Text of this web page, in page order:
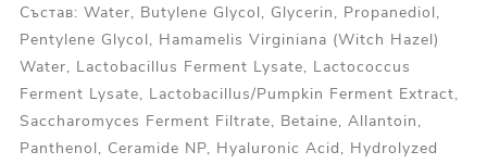
Състав: Water, Butylene Glycol, Glycerin, Propanediol,
Pentylene Glycol, Hamamelis Virginiana (Witch Hazel)
Water, Lactobacillus Ferment Lysate, Lactococcus
Ferment Lysate, Lactobacillus/Pumpkin Ferment Extract,
Saccharomyces Ferment Filtrate, Betaine, Allantoin,
Panthenol, Ceramide NP, Hyaluronic Acid, Hydrolyzed